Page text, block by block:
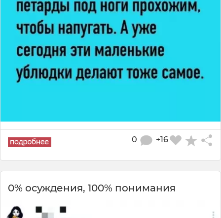
+16
0
0% осуждения, 100% понимания